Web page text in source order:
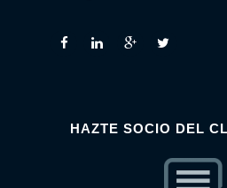
HAZTE SOCIO DEL